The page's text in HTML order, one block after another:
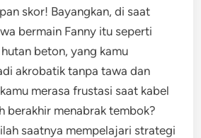
skor! Bayangkan, di saat
bermain Fanny itu seperti
beton, yang kamu
akrobatik tanpa tawa dan
merasa frustasi saat kabel
berakhir menabrak tembok?
saatnya mempelajari strategi